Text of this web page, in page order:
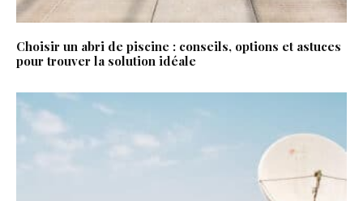
Choisir un abri de piscine : conseils, options et astuces
pour trouver la solution idéale